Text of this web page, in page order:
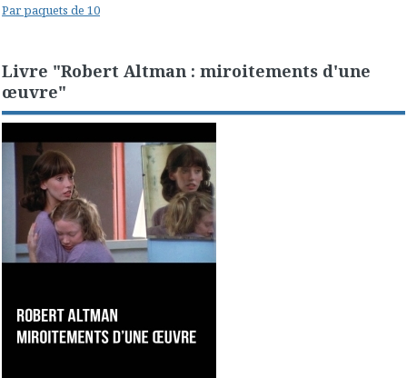
Par paquets de 10
Livre "Robert Altman : miroitements d'une
œuvre"